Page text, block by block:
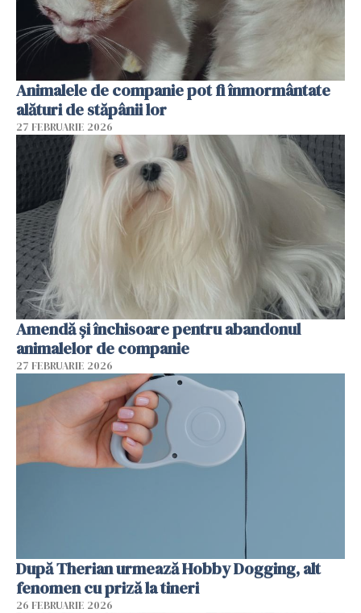
Animalele de companie pot fi înmormântate
alături de stăpânii lor
27 FEBRUARIE 2026
Amendă și închisoare pentru abandonul
animalelor de companie
27 FEBRUARIE 2026
După Therian urmează Hobby Dogging, alt
fenomen cu priză la tineri
26 FEBRUARIE 2026